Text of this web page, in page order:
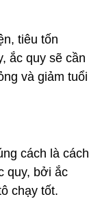
tiêu tốn
ắc quy sẽ cần
và giảm tuổi
cách là cách
quy, bởi ắc
chạy tốt.